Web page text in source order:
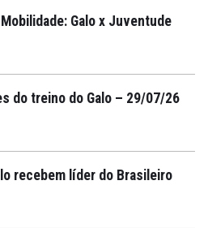
Galo x Juventude
do treino do Galo – 29/07/26
recebem líder do Brasileiro